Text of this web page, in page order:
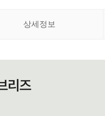
상세정보